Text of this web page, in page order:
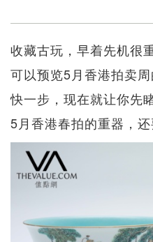
收藏古玩，早着先机很
可以预览5月香港拍卖
快一步，现在就让你先
5月香港春拍的重器，还